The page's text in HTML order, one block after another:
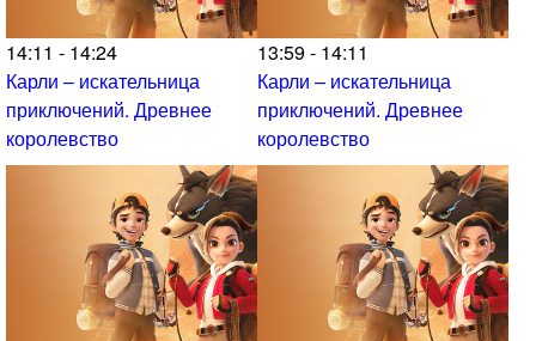
14:11 - 14:24
Карли – искательница
приключений. Древнее
королевство
13:59 - 14:11
Карли – искательница
приключений. Древнее
королевство